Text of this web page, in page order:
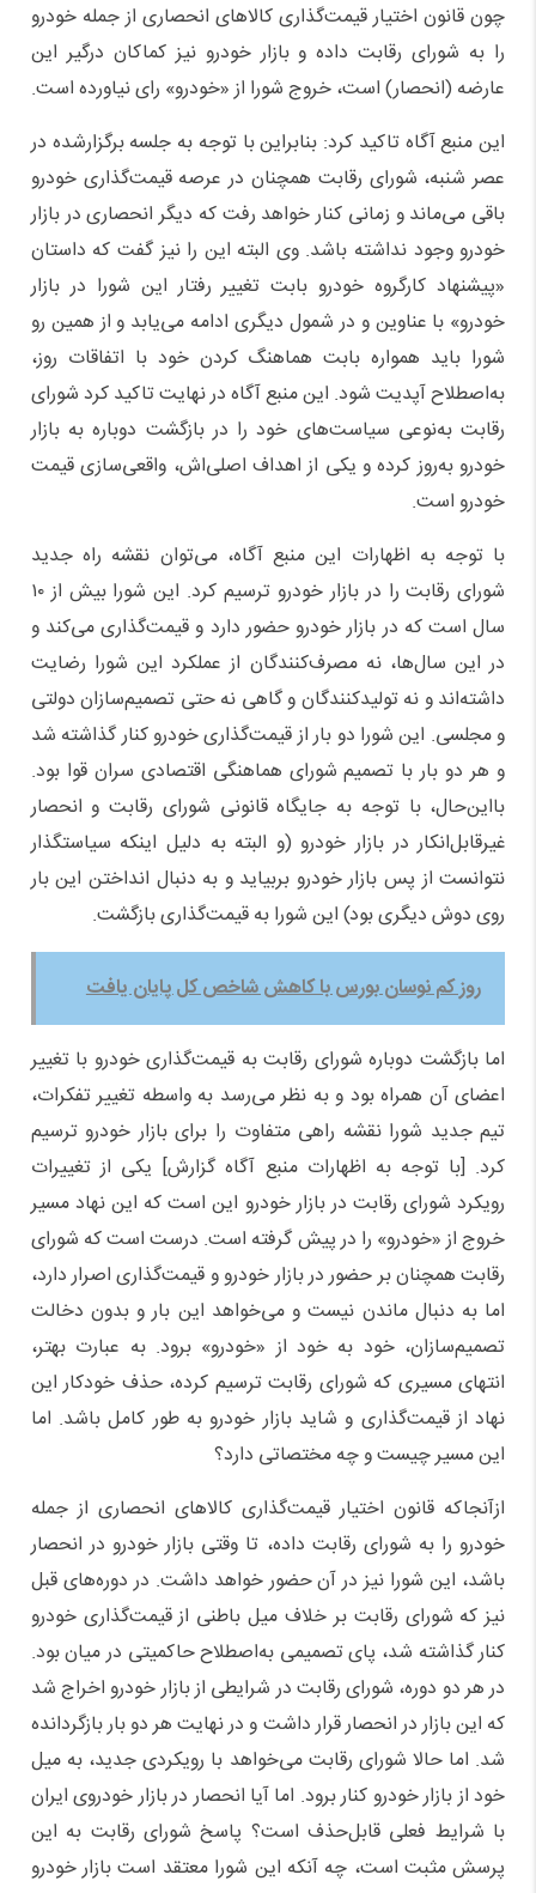
چون قانون اختیار قیمت‌گذاری کالاهای انحصاری از جمله خودرو
را به شورای رقابت داده و بازار خودرو نیز کماکان درگیر این
عارضه (انحصار) است، خروج شورا از «خودرو» رای نیاورده است.
این منبع آگاه تاکید کرد: بنابراین با توجه به جلسه برگزارشده در
عصر شنبه، شورای رقابت همچنان در عرصه قیمت‌گذاری خودرو
باقی می‌ماند و زمانی کنار خواهد رفت که دیگر انحصاری در بازار
خودرو وجود نداشته باشد. وی البته این را نیز گفت که داستان
«پیشنهاد کارگروه خودرو بابت تغییر رفتار این شورا در بازار
خودرو» با عناوین و در شمول دیگری ادامه می‌یابد و از همین رو
شورا باید همواره بابت هماهنگ کردن خود با اتفاقات روز،
به‌اصطلاح آپدیت شود. این منبع آگاه در نهایت تاکید کرد شورای
رقابت به‌نوعی سیاست‌های خود را در بازگشت دوباره به بازار
خودرو به‌روز کرده و یکی از اهداف اصلی‌اش، واقعی‌سازی قیمت
خودرو است.
با توجه به اظهارات این منبع آگاه، می‌توان نقشه راه جدید
شورای رقابت را در بازار خودرو ترسیم کرد. این شورا بیش از ۱۰
سال است که در بازار خودرو حضور دارد و قیمت‌گذاری می‌کند و
در این سال‌ها، نه مصرف‌کنندگان از عملکرد این شورا رضایت
داشته‌اند و نه تولیدکنندگان و گاهی نه حتی تصمیم‌سازان دولتی
و مجلسی. این شورا دو بار از قیمت‌گذاری خودرو کنار گذاشته شد
و هر دو بار با تصمیم شورای هماهنگی اقتصادی سران قوا بود.
با‌این‌حال، با توجه به جایگاه قانونی شورای رقابت و انحصار
غیر‌قابل‌انکار در بازار خودرو (و البته به دلیل اینکه سیاستگذار
نتوانست از پس بازار خودرو بربیاید و به دنبال انداختن این بار
روی دوش دیگری بود) این شورا به قیمت‌گذاری بازگشت.
روز کم نوسان بورس با کاهش شاخص کل پایان یافت
اما بازگشت دوباره شورای رقابت به قیمت‌گذاری خودرو با تغییر
اعضای آن همراه بود و به نظر می‌رسد به واسطه تغییر تفکرات،
تیم جدید شورا نقشه راهی متفاوت را برای بازار خودرو ترسیم
کرد. [با توجه به اظهارات منبع آگاه گزارش] یکی از تغییرات
رویکرد شورای رقابت در بازار خودرو این است که این نهاد مسیر
خروج از «خودرو» را در پیش گرفته است. درست است که شورای
رقابت همچنان بر حضور در بازار خودرو و قیمت‌گذاری اصرار دارد،
اما به دنبال ماندن نیست و می‌خواهد این بار و بدون دخالت
تصمیم‌سازان، خود به خود از ‌«خودرو» برود. به عبارت بهتر،
انتهای مسیری که شورای رقابت ترسیم کرده، حذف خودکار این
نهاد از قیمت‌گذاری و شاید بازار خودرو به طور کامل باشد. اما
این مسیر چیست و چه مختصاتی دارد؟
ازآنجاکه قانون اختیار قیمت‌گذاری کالاهای انحصاری از جمله
خودرو را به شورای رقابت داده، تا وقتی بازار خودرو در انحصار
باشد، این شورا نیز در آن حضور خواهد داشت. در دوره‌های قبل
نیز که شورای رقابت بر خلاف میل باطنی از قیمت‌گذاری خودرو
کنار گذاشته شد، پای تصمیمی به‌اصطلاح حاکمیتی در میان بود.
در هر دو دوره، شورای رقابت در شرایطی از بازار خودرو اخراج شد
که این بازار در انحصار قرار داشت و در نهایت هر دو بار بازگردانده
شد. اما حالا شورای رقابت می‌خواهد با رویکردی جدید، به میل
خود از بازار خودرو کنار برود. اما آیا انحصار در بازار خودروی ایران
با شرایط فعلی قابل‌حذف است؟ پاسخ شورای رقابت به این
پرسش مثبت است، چه آنکه این شورا معتقد است بازار خودرو